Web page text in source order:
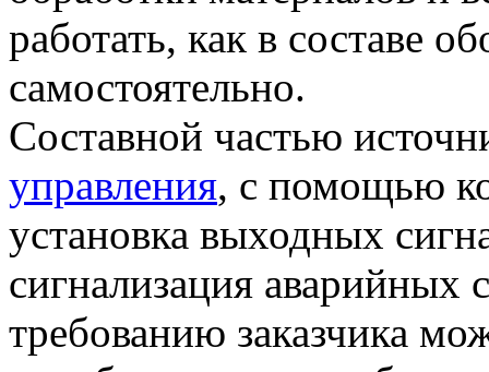
работать, как в составе
самостоятельно.
Составной частью
управления, с помощью
установка выходных
сигнализация аварийных
требованию заказчика